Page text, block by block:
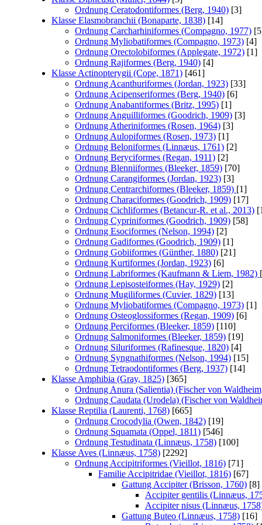
Ordnung Ceratodontiformes (Berg, 1940) [3]
Klasse Elasmobranchii (Bonaparte, 1838) [14]
Ordnung Carcharhiniformes (Compagno, 1977)
Ordnung Myliobatiformes (Compagno, 1973) [4]
Ordnung Orectolobiformes (Applegate, 1972) [1]
Ordnung Rajiformes (Berg, 1940) [4]
Klasse Actinopterygii (Cope, 1871) [461]
Ordnung Acanthuriformes (Jordan, 1923) [33]
Ordnung Acipenseriformes (Berg, 1940) [6]
Ordnung Anabantiformes (Britz, 1995) [1]
Ordnung Anguilliformes (Goodrich, 1909) [3]
Ordnung Atheriniformes (Rosen, 1964) [3]
Ordnung Aulopiformes (Rosen, 1973) [1]
Ordnung Beloniformes (Linnæus, 1761) [2]
Ordnung Beryciformes (Regan, 1911) [2]
Ordnung Blenniiformes (Bleeker, 1859) [70]
Ordnung Carangiformes (Jordan, 1923) [3]
Ordnung Centrarchiformes (Bleeker, 1859) [1]
Ordnung Characiformes (Goodrich, 1909) [17]
Ordnung Cichliformes (Betancur-R. et al., 2013)
Ordnung Cypriniformes (Goodrich, 1909) [58]
Ordnung Esociformes (Nelson, 1994) [2]
Ordnung Gadiformes (Goodrich, 1909) [1]
Ordnung Gobiiformes (Günther, 1880) [21]
Ordnung Kurtiformes (Jordan, 1923) [6]
Ordnung Labriformes (Kaufmann & Liem, 1982)
Ordnung Lepisosteiformes (Hay, 1929) [2]
Ordnung Mugiliformes (Cuvier, 1829) [13]
Ordnung Myliobatiformes (Compagno, 1973) [1]
Ordnung Osteoglossiformes (Regan, 1909) [6]
Ordnung Perciformes (Bleeker, 1859) [110]
Ordnung Salmoniformes (Bleeker, 1859) [19]
Ordnung Siluriformes (Rafinesque, 1820) [4]
Ordnung Syngnathiformes (Nelson, 1994) [15]
Ordnung Tetraodontiformes (Berg, 1937) [14]
Klasse Amphibia (Gray, 1825) [365]
Ordnung Anura (Salientia) (Fischer von
Ordnung Caudata (Urodela) (Fischer von
Klasse Reptilia (Laurenti, 1768) [665]
Ordnung Crocodylia (Owen, 1842) [19]
Ordnung Squamata (Oppel, 1811) [546]
Ordnung Testudinata (Linnæus, 1758) [100]
Klasse Aves (Linnæus, 1758) [2292]
Ordnung Accipitriformes (Vieillot, 1816) [71]
Familie Accipitridae (Vieillot, 1816) [67]
Gattung Accipiter (Brisson, 1760) [8]
Accipiter gentilis (Linnæus,
Accipiter nisus (Linnæus,
Gattung Buteo (Linnæus, 1758) [16]